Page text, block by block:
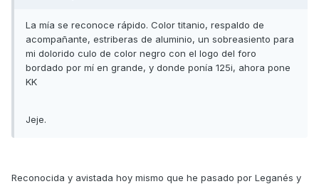
La mía se reconoce rápido. Color titanio, respaldo de
acompañante, estriberas de aluminio, un sobreasiento para
mi dolorido culo de color negro con el logo del foro
bordado por mí en grande, y donde ponía 125i, ahora pone
KK
Jeje.
Reconocida y avistada hoy mismo que he pasado por Leganés y